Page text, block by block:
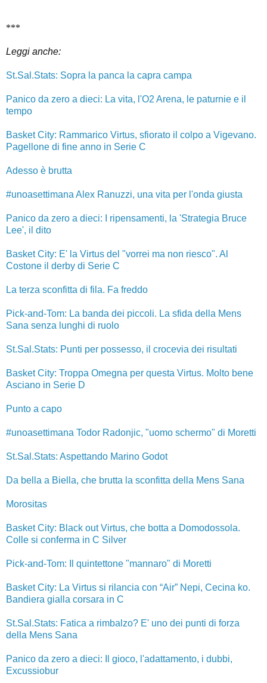
***
Leggi anche:
St.Sal.Stats: Sopra la panca la capra campa
Panico da zero a dieci: La vita, l'O2 Arena, le paturnie e il
tempo
Basket City: Rammarico Virtus, sfiorato il colpo a Vigevano.
Pagellone di fine anno in Serie C
Adesso è brutta
#unoasettimana Alex Ranuzzi, una vita per l'onda giusta
Panico da zero a dieci: I ripensamenti, la 'Strategia Bruce
Lee', il dito
Basket City: E' la Virtus del "vorrei ma non riesco". Al
Costone il derby di Serie C
La terza sconfitta di fila. Fa freddo
Pick-and-Tom: La banda dei piccoli. La sfida della Mens
Sana senza lunghi di ruolo
St.Sal.Stats: Punti per possesso, il crocevia dei risultati
Basket City: Troppa Omegna per questa Virtus. Molto bene
Asciano in Serie D
Punto a capo
#unoasettimana Todor Radonjic, "uomo schermo" di Moretti
St.Sal.Stats: Aspettando Marino Godot
Da bella a Biella, che brutta la sconfitta della Mens Sana
Morositas
Basket City: Black out Virtus, che botta a Domodossola.
Colle si conferma in C Silver
Pick-and-Tom: Il quintettone "mannaro" di Moretti
Basket City: La Virtus si rilancia con “Air” Nepi, Cecina ko.
Bandiera gialla corsara in C
St.Sal.Stats: Fatica a rimbalzo? E' uno dei punti di forza
della Mens Sana
Panico da zero a dieci: Il gioco, l'adattamento, i dubbi,
Excussiobur